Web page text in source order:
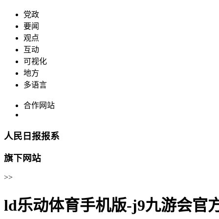
党政
要闻
观点
互动
可视化
地方
多语言
合作网站
人民日报报系
旗下网站
>>
ld乐动体育手机版-j9九游会官